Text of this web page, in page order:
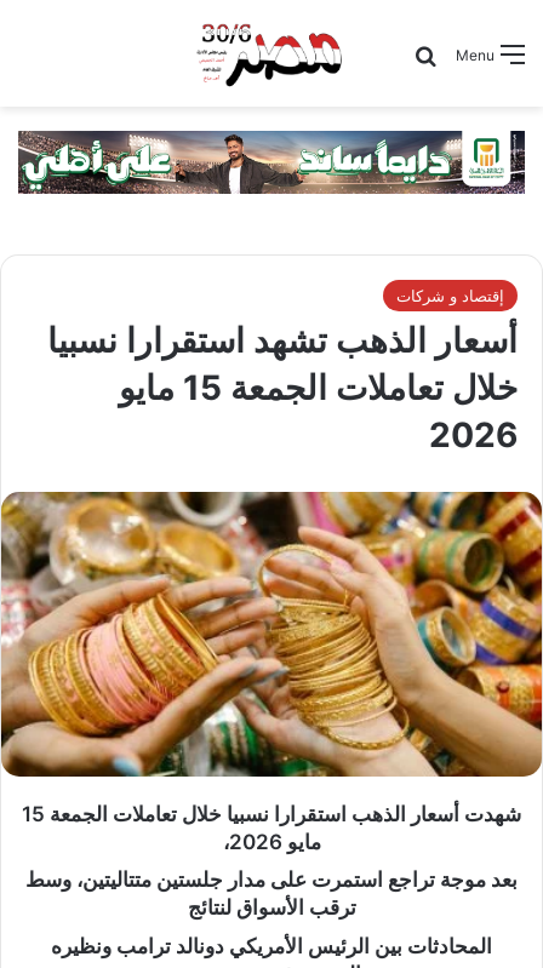
Menu
Search for
إقتصاد و شركات
أسعار الذهب تشهد استقرارا نسبيا
خلال تعاملات الجمعة 15 مايو
2026
شهدت أسعار الذهب استقرارا نسبيا خلال تعاملات الجمعة 15
مايو 2026،
بعد موجة تراجع استمرت على مدار جلستين متتاليتين، وسط
ترقب الأسواق لنتائج
المحادثات بين الرئيس الأمريكي دونالد ترامب ونظيره